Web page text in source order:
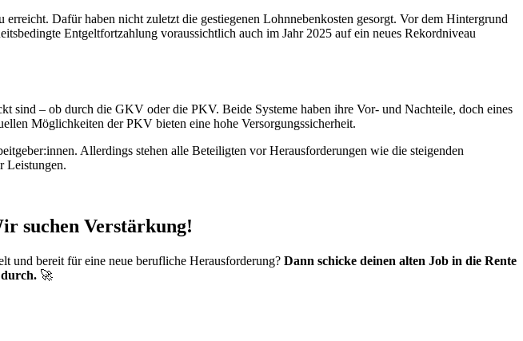
Dafür haben nicht zuletzt die gestiegenen Lohnnebenkosten gesorgt. Vor dem Hintergrund
Entgeltfortzahlung voraussichtlich auch im Jahr 2025 auf ein neues Rekordniveau
sind – ob durch die GKV oder die PKV. Beide Systeme haben ihre Vor- und Nachteile, doch eines
Möglichkeiten der PKV bieten eine hohe Versorgungssicherheit.
Allerdings stehen alle Beteiligten vor Herausforderungen wie die steigenden
Leistungen.
suchen Verstärkung!
und bereit für eine neue berufliche Herausforderung? Dann schicke deinen alten Job in die Rente
🚀